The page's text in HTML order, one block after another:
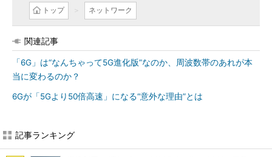
トップ ネットワーク
関連記事
「6G」は“なんちゃって5G進化版”なのか、周波数帯のあれが本
当に変わるのか？
6Gが「5Gより50倍高速」になる“意外な理由”とは
記事ランキング